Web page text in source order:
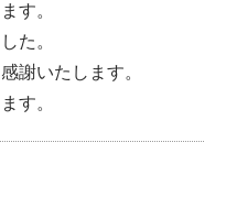
す。
た。
謝いたします。
す。